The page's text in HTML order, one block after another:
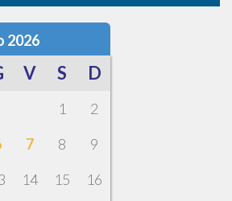
2026
V S D
1
2
7 8
9
14 15
16